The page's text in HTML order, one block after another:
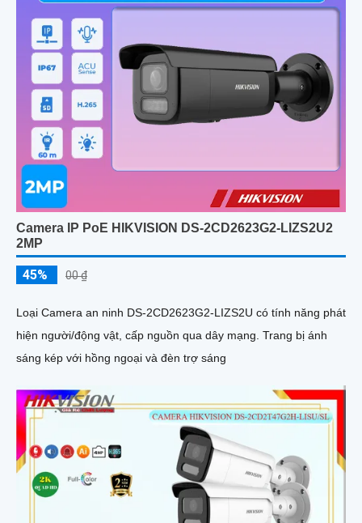
Camera IP PoE HIKVISION DS-2CD2623G2-LIZS2U2
2MP
45% 00 ₫
Loại Camera an ninh DS-2CD2623G2-LIZS2U có tính năng phát
hiện người/động vật, cấp nguồn qua dây mạng. Trang bị ánh
sáng kép với hồng ngoại và đèn trợ sáng